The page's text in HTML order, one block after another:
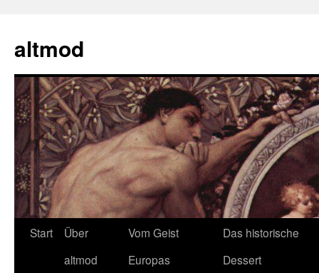
springen
altmod
Start
Über
altmod
Vom Geist
Europas
Das historische
Dessert